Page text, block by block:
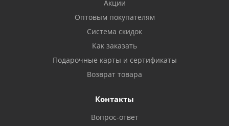
Акции
Оптовым покупателям
Система скидок
Как заказать
Подарочные карты и сертификаты
Возврат товара
Контакты
Вопрос-ответ